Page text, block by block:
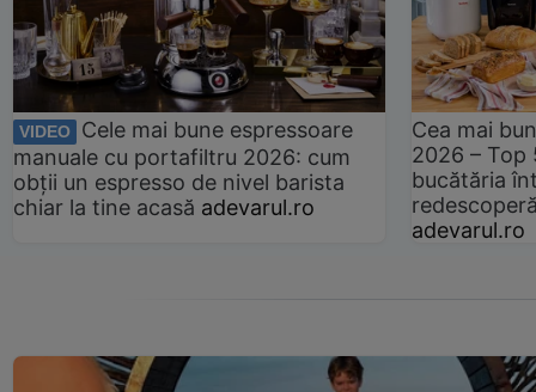
VIDEO
Cele mai bune espressoare
manuale cu portafiltru 2026: cum
obții un espresso de nivel barista
chiar la tine acasă adevarul.ro
Cea mai
2026 –
bucătăria
adevarul.ro